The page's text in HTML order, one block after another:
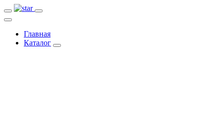
Главная
Каталог